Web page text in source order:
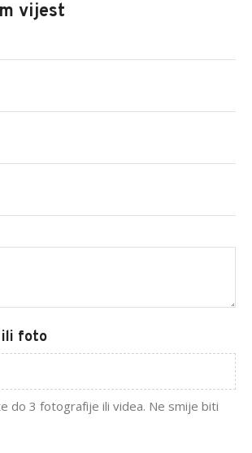
vijest
ili foto
do 3 fotografije ili videa. Ne smije biti